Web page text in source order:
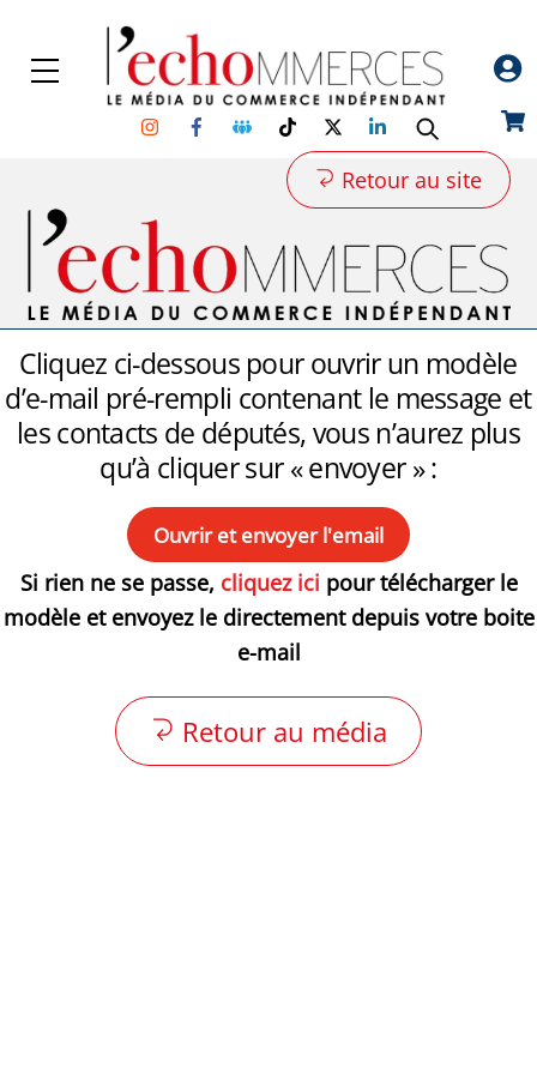
content
Menu
InstagramFacebookGroupe
Facebook
TikTokTwitterLinkedin
Retour au site
Cliquez ci-dessous pour ouvrir un modèle
d’e-mail pré-rempli contenant le message et
les contacts de députés, vous n’aurez plus
qu’à cliquer sur « envoyer » :
Ouvrir et envoyer l'email
Si rien ne se passe, cliquez ici pour télécharger le
modèle et envoyez le directement depuis votre boite
e-mail
Retour au média
To
Top